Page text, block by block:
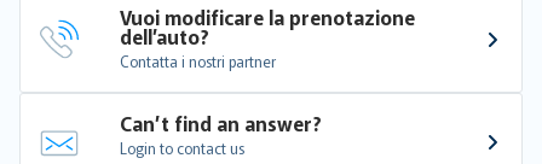
Vuoi modificare la prenotazione
dell’auto?
Contatta i nostri partner
Can’t find an answer?
Login to contact us